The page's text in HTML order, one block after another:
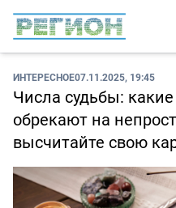
ИНТЕРЕСНОЕ07.11.2025, 19:45
Числа судьбы:
обрекают на
высчитайте свою